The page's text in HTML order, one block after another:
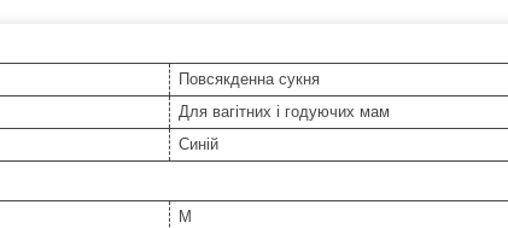
Повсякденна сукня
Для вагітних і годуючих мам
Синій
M